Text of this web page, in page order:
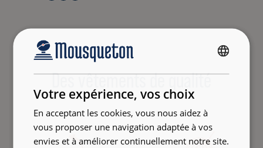
Des vêtements de qualité
Votre expérience, vos choix
En acceptant les cookies, vous nous aidez à
vous proposer une navigation adaptée à vos
envies et à améliorer continuellement notre site.